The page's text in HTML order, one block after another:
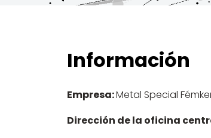
Información
Empresa:Metal Special
Dirección de la oficina